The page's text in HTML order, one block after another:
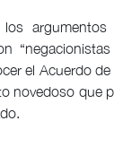
argumentos
el Acuerdo
novedoso que